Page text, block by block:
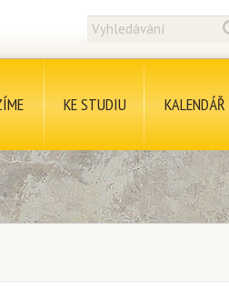
KE STUDIU KALENDÁŘ